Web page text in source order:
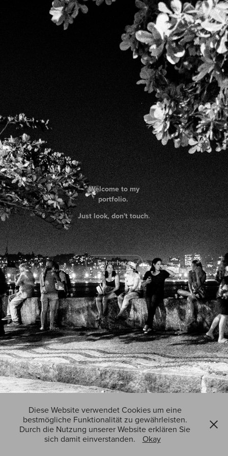
Welcome to my
portfolio.
Just look, don't touch.
Enter here
Diese Website verwendet Cookies um eine
bestmögliche Funktionalität zu gewährleisten.
Durch die Nutzung unserer Website erklären Sie
sich damit einverstanden.
Okay